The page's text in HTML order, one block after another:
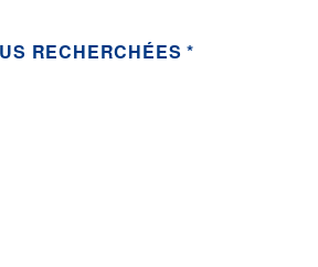
-
RECHERCHÉES *